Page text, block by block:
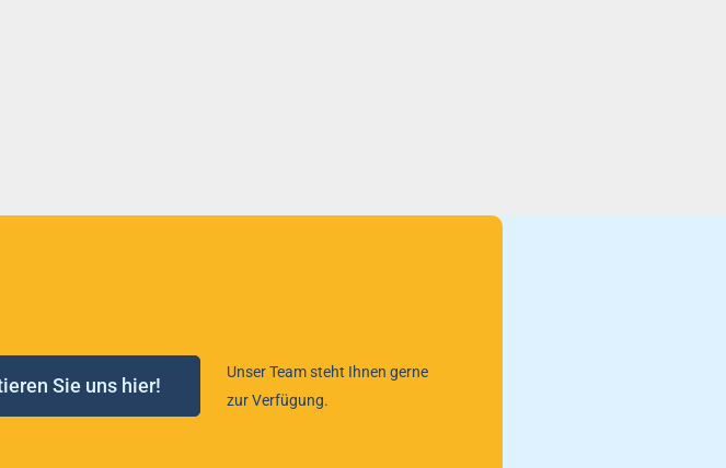
Sie uns hier!
Unser Team steht Ihnen gerne
zur Verfügung.